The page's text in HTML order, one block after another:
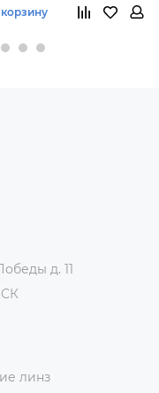
шт.
д. 11
линз